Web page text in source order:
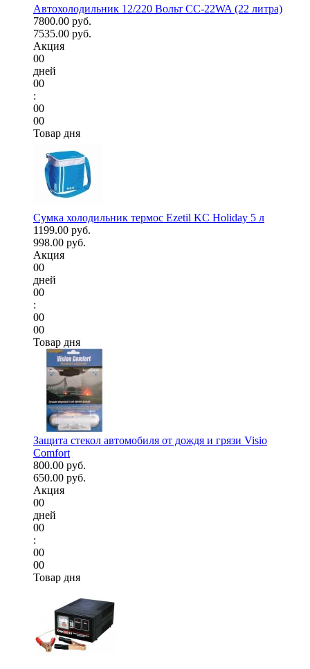
Автохолодильник 12/220 Вольт CC-22WA (22 литра)
7800.00 руб.
7535.00 руб.
Акция
00
дней
00
:
00
00
Товар дня
Сумка холодильник термос Ezetil KC Holiday 5 л
1199.00 руб.
998.00 руб.
Акция
00
дней
00
:
00
00
Товар дня
Защита стекол автомобиля от дождя и грязи Visio
Comfort
800.00 руб.
650.00 руб.
Акция
00
дней
00
:
00
00
Товар дня